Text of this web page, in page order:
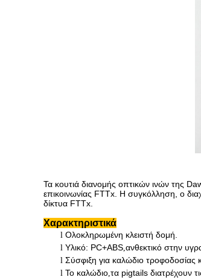
Τα κουτιά διανομής οπτικών ινών της
επικοινωνίας FTTx. Η συγκόλληση, ο
δίκτυα FTTx.
Χαρακτηριστικά
l Ολοκληρωμένη κλειστή δομή.
l Υλικό: PC+ABS,ανθεκτικό στην
l Σύσφιξη για καλώδιο
l Το καλώδιο,τα pigtails διατρέχουν